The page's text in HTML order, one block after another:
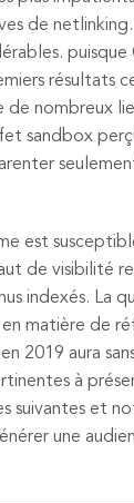
de
résultats
de nombreux
sandbox
est
de visibilité
indexés. La
matière de
2019 aura
à
suivantes et
une